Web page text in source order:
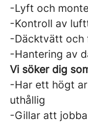
-Lyft och
-Kontroll av
-Däcktvätt och
-Hantering av
Vi söker dig
-Har ett högt
uthållig
-Gillar att